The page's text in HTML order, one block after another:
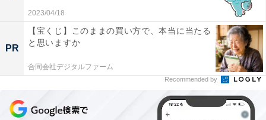
timelesz project -AUDITION- Special Edition「軌跡」
(初回限定盤) [Blu-ray]
Amazonで見る
2023/04/18
PR
【宝くじ】このままの買い方で、本当に当たる
と思いますか
合同会社デジタルファーム
Recommended by